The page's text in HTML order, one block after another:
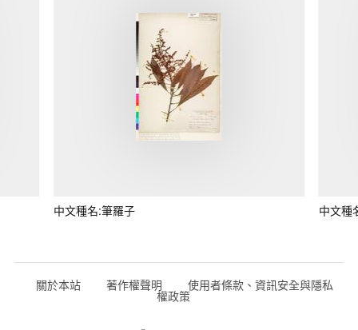
中文種名:筆羅子 中文種
關於本站 著作權聲明 使用者條款、資訊安全與隱私
權政策